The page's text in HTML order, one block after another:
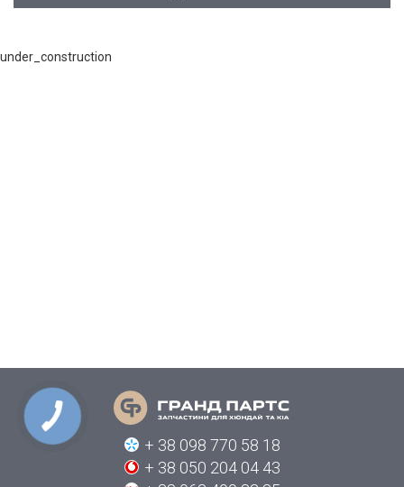
under_construction
+ 38 098 770 58 18
+ 38 050 204 04 43
КНОПКА
СВЯЗИ